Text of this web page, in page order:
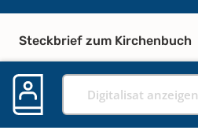
Steckbrief zum Kirchenbuch
Digitalisat